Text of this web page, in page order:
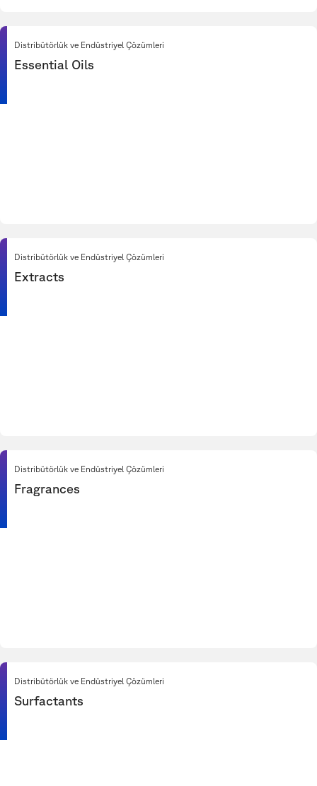
Distribütörlük ve Endüstriyel Çözümleri
Essential Oils
Distribütörlük ve Endüstriyel Çözümleri
Extracts
Distribütörlük ve Endüstriyel Çözümleri
Fragrances
Distribütörlük ve Endüstriyel Çözümleri
Surfactants